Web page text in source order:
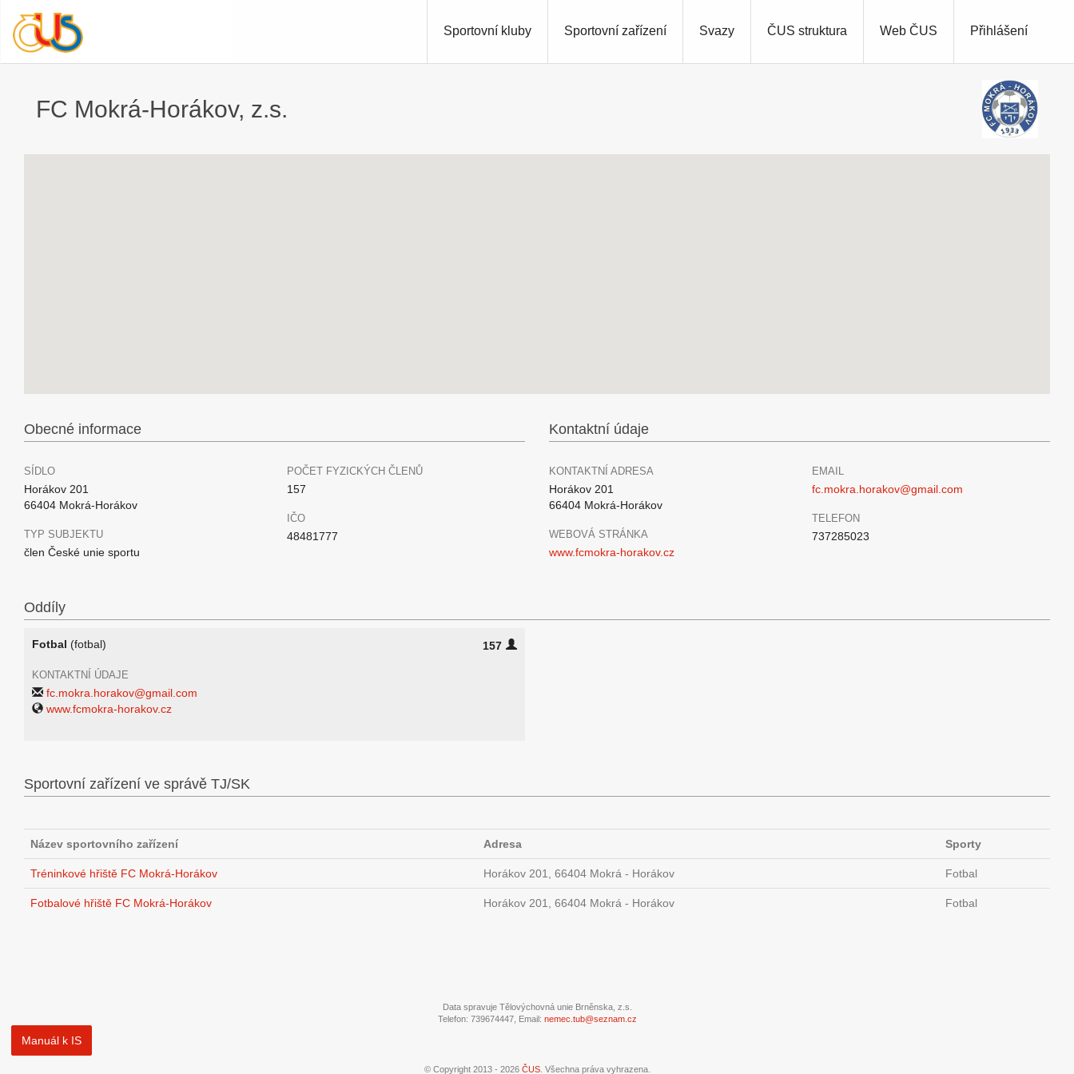
Přihlášení
Sportovní kluby Sportovní zařízení Svazy ČUS struktura Web ČUS
FC Mokrá-Horákov, z.s.
Obecné informace
SÍDLO
Horákov 201
66404 Mokrá-Horákov
TYP SUBJEKTU
člen České unie sportu
POČET FYZICKÝCH ČLENŮ
157
IČO
48481777
Kontaktní údaje
KONTAKTNÍ ADRESA
Horákov 201
66404 Mokrá-Horákov
WEBOVÁ STRÁNKA
www.fcmokra-horakov.cz
EMAIL
fc.mokra.horakov@gmail.com
TELEFON
737285023
Oddíly
Fotbal (fotbal) 157
KONTAKTNÍ ÚDAJE
fc.mokra.horakov@gmail.com
www.fcmokra-horakov.cz
Sportovní zařízení ve správě TJ/SK
Název sportovního zařízení Adresa Sporty
Tréninkové hřiště FC Mokrá-Horákov Horákov 201, 66404 Mokrá - Horákov Fotbal
Fotbalové hřiště FC Mokrá-Horákov Horákov 201, 66404 Mokrá - Horákov Fotbal
Data spravuje Tělovýchovná unie Brněnska, z.s.
Telefon: 739674447, Email: nemec.tub@seznam.cz
Manuál k IS
© Copyright 2013 - 2026 ČUS. Všechna práva vyhrazena.